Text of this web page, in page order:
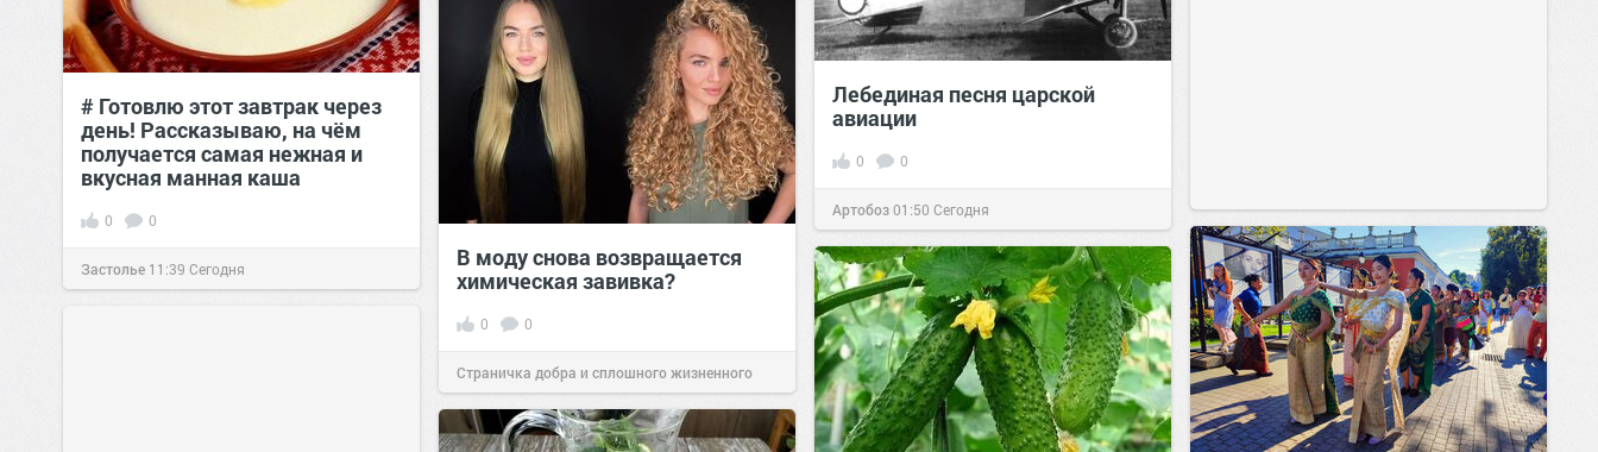
# Готовлю этот завтрак через
день! Рассказываю, на чём
получается самая нежная и
вкусная манная каша
0 0
Застолье 11:39 Сегодня
Лебединая песня царской
авиации
0 0
Артобоз01:50 Сегодня
В моду снова возвращается
химическая завивка?
0 0
Страничка добра и сплошного жизненного
позитива!11:38Сегодня